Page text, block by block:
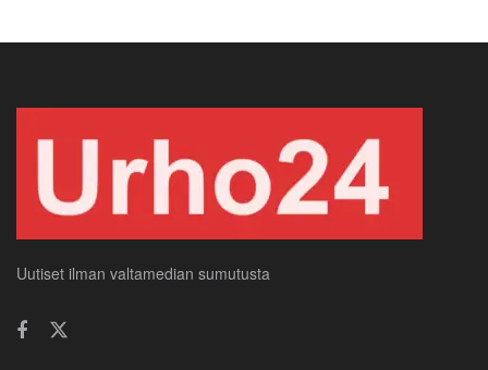
Uutiset ilman valtamedian sumutusta